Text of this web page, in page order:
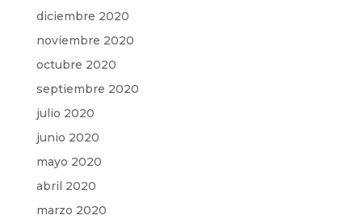
diciembre 2020
noviembre 2020
octubre 2020
septiembre 2020
julio 2020
junio 2020
mayo 2020
abril 2020
marzo 2020